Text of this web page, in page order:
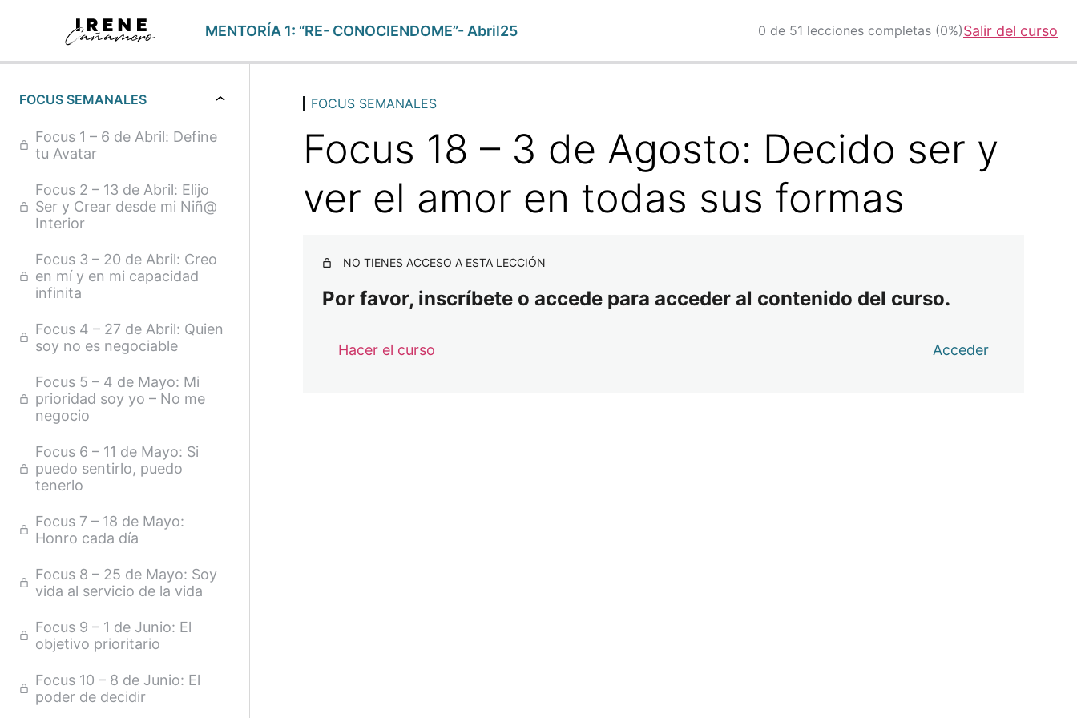
MENTORÍA 1: “RE- CONOCIENDOME”- Abril25 0 de 51 lecciones completas (0%)Salir del curso
FOCUS SEMANALES
Focus 1 – 6 de Abril: Define
tu Avatar
Focus 2 – 13 de Abril: Elijo
Ser y Crear desde mi Niñ@
Interior
Focus 3 – 20 de Abril: Creo
en mí y en mi capacidad
infinita
Focus 4 – 27 de Abril: Quien
soy no es negociable
Focus 5 – 4 de Mayo: Mi
prioridad soy yo – No me
negocio
Focus 6 – 11 de Mayo: Si
puedo sentirlo, puedo
tenerlo
Focus 7 – 18 de Mayo:
Honro cada día
Focus 8 – 25 de Mayo: Soy
vida al servicio de la vida
Focus 9 – 1 de Junio: El
objetivo prioritario
Focus 10 – 8 de Junio: El
poder de decidir
FOCUS SEMANALES
Focus 18 – 3 de Agosto: Decido ser y
ver el amor en todas sus formas
NO TIENES ACCESO A ESTA LECCIÓN
Por favor, inscríbete o accede para acceder al contenido del curso.
Hacer el curso Acceder